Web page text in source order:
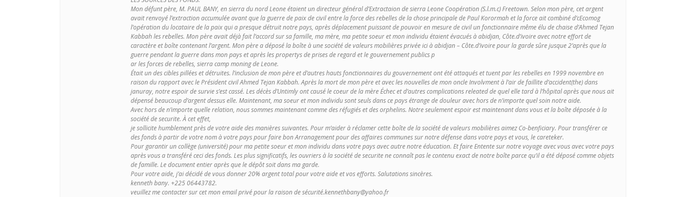
Mon défunt père, M. PAUL BANY, en sierra du nord Leone étaient un directeur général d’Extractaion de sierra Leone Coopération (S.l.m.c) Freetown. Selon mon père, cet argent
avait renvoyé l’extraction accumulée avant que la guerre de paix de civil entre la force des rebelles de la chose principale de Paul Korormah et la force ait combiné d’cEcomog
l’opération du locataire de la paix qui a presque détruit notre pays, après déplacement puissant de pouvoir en mesure de civil un fonctionnaire même élu de chaise d’Ahmed Tejan
Kabbah les rebelles. Mon père avait déjà fait l’accord sur sa famille, ma mère, ma petite soeur et mon individu étaient évacués à abidjan, Côte.d’ivoire avec notre effort de
caractère et boîte contenant l’argent. Mon père a déposé la boîte à une société de valeurs mobilières privée ici à abidjan – Côte.d’ivoire pour la garde sûre jusque 2’après que la
guerre pendant la guerre dans mon pays et après les propertys de prises de regard et le gouvernement publics p
ar les forces de rebelles, sierra camp moning de Leone.
Était un des cibles pillées et détruites. l’inclusion de mon père et d’autres hauts fonctionnaires du gouvernement ont été attaqués et tuent par les rebelles en 1999 novembre en
raison du rapport avec le Président civil Ahmed Tejan Kabbah. Après la mort de mon père et avec les nouvelles de mon oncle Involvment à l’air de faillite d’accident(the) dans
januray, notre espoir de survie s’est cassé. Les décès d’Untimly ont causé le coeur de la mère Échec et d’autres complications releated de quel elle tard à l’hôpital après que nous ait
dépensé beaucoup d’argent dessus elle. Maintenant, ma soeur et mon individu sont seuls dans ce pays étrange de douleur avec hors de n’importe quel soin notre aide.
Avec hors de n’importe quelle relation, nous sommes maintenant comme des réfugiés et des orphelins. Notre seulement espoir est maintenant dans vous et la boîte déposée à la
société de securite. À cet effet,
je sollicite humblement près de votre aide des manières suivantes. Pour m’aider à réclamer cette boîte de la société de valeurs mobilières aimez Co-benficiary. Pour transférer ce
des fonds à partir de votre nom à votre pays pour faire bon Arranagement pour des affaires communes sur notre défense dans votre pays et vous, le careteker.
Pour garantir un collège (université) pour ma petite soeur et mon individu dans votre pays avec autre notre éducation. Et faire Entente sur notre voyage avec vous avec votre pays
après vous a transféré ceci des fonds. Les plus significatifs, les ouvriers à la société de securite ne connaît pas le contenu exact de notre boîte parce qu’il a été déposé comme objets
de famille. Le document entier après que le dépôt soit dans ma garde.
Pour votre aide, j’ai décidé de vous donner 20% argent total pour votre aide et vos efforts. Salutations sincères.
kenneth bany. +225 06443782.
veuillez me contacter sur cet mon email privé pour la raison de sécurité.kennethbany@yahoo.fr